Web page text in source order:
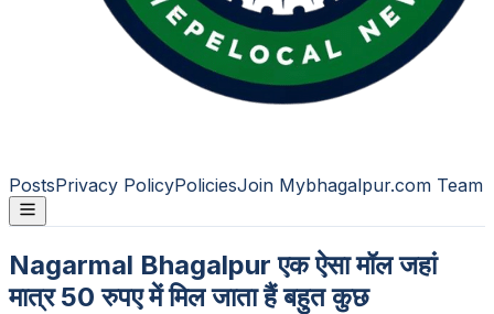
PostsPrivacy PolicyPoliciesJoin Mybhagalpur.com Team
Nagarmal Bhagalpur एक ऐसा मॉल जहां
मात्र 50 रुपए में मिल जाता हैं बहुत कुछ